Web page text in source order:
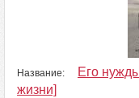
Название:
Его
жизни]